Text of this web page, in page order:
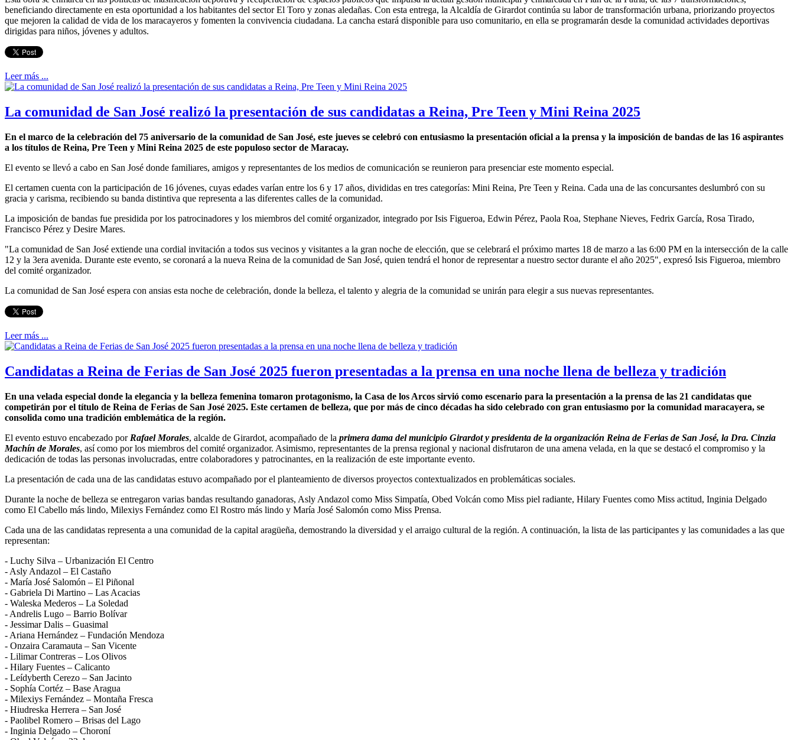
beneficiando directamente en esta oportunidad a los habitantes del sector El Toro y zonas aledañas. Con esta entrega, la Alcaldía de Girardot continúa su labor de transformación urbana, priorizando proyectos
que mejoren la calidad de vida de los maracayeros y fomenten la convivencia ciudadana. La cancha estará disponible para uso comunitario, en ella se programarán desde la comunidad actividades deportivas
dirigidas para niños, jóvenes y adultos.
Leer más ...
La comunidad de San José realizó la presentación de sus candidatas a Reina, Pre Teen y Mini Reina 2025
En el marco de la celebración del 75 aniversario de la comunidad de San José, este jueves se celebró con entusiasmo la presentación oficial a la prensa y la imposición de bandas de las 16 aspirantes
a los títulos de Reina, Pre Teen y Mini Reina 2025 de este populoso sector de Maracay.
El evento se llevó a cabo en San José donde familiares, amigos y representantes de los medios de comunicación se reunieron para presenciar este momento especial.
El certamen cuenta con la participación de 16 jóvenes, cuyas edades varían entre los 6 y 17 años, divididas en tres categorías: Mini Reina, Pre Teen y Reina. Cada una de las concursantes deslumbró con su
gracia y carisma, recibiendo su banda distintiva que representa a las diferentes calles de la comunidad.
La imposición de bandas fue presidida por los patrocinadores y los miembros del comité organizador, integrado por Isis Figueroa, Edwin Pérez, Paola Roa, Stephane Nieves, Fedrix García, Rosa Tirado,
Francisco Pérez y Desire Mares.
"La comunidad de San José extiende una cordial invitación a todos sus vecinos y visitantes a la gran noche de elección, que se celebrará el próximo martes 18 de marzo a las 6:00 PM en la intersección de la calle
12 y la 3era avenida. Durante este evento, se coronará a la nueva Reina de la comunidad de San José, quien tendrá el honor de representar a nuestro sector durante el año 2025", expresó Isis Figueroa, miembro
del comité organizador.
La comunidad de San José espera con ansias esta noche de celebración, donde la belleza, el talento y alegria de la comunidad se unirán para elegir a sus nuevas representantes.
Leer más ...
Candidatas a Reina de Ferias de San José 2025 fueron presentadas a la prensa en una noche llena de belleza y tradición
En una velada especial donde la elegancia y la belleza femenina tomaron protagonismo, la Casa de los Arcos sirvió como escenario para la presentación a la prensa de las 21 candidatas que
competirán por el título de Reina de Ferias de San José 2025. Este certamen de belleza, que por más de cinco décadas ha sido celebrado con gran entusiasmo por la comunidad maracayera, se
consolida como una tradición emblemática de la región.
El evento estuvo encabezado por Rafael Morales, alcalde de Girardot, acompañado de la primera dama del municipio Girardot y presidenta de la organización Reina de Ferias de San José, la Dra. Cinzia
Machín de Morales, así como por los miembros del comité organizador. Asimismo, representantes de la prensa regional y nacional disfrutaron de una amena velada, en la que se destacó el compromiso y la
dedicación de todas las personas involucradas, entre colaboradores y patrocinantes, en la realización de este importante evento.
La presentación de cada una de las candidatas estuvo acompañado por el planteamiento de diversos proyectos contextualizados en problemáticas sociales.
Durante la noche de belleza se entregaron varias bandas resultando ganadoras, Asly Andazol como Miss Simpatía, Obed Volcán como Miss piel radiante, Hilary Fuentes como Miss actitud, Inginia Delgado
como El Cabello más lindo, Milexiys Fernández como El Rostro más lindo y María José Salomón como Miss Prensa.
Cada una de las candidatas representa a una comunidad de la capital aragüeña, demostrando la diversidad y el arraigo cultural de la región. A continuación, la lista de las participantes y las comunidades a las que
representan:
- Luchy Silva – Urbanización El Centro
- Asly Andazol – El Castaño
- María José Salomón – El Piñonal
- Gabriela Di Martino – Las Acacias
- Waleska Mederos – La Soledad
- Andrelis Lugo – Barrio Bolívar
- Jessimar Dalis – Guasimal
- Ariana Hernández – Fundación Mendoza
- Onzaira Caramauta – San Vicente
- Lilimar Contreras – Los Olivos
- Hilary Fuentes – Calicanto
- Leídyberth Cerezo – San Jacinto
- Sophía Cortéz – Base Aragua
- Milexiys Fernández – Montaña Fresca
- Hiudreska Herrera – San José
- Paolibel Romero – Brisas del Lago
- Inginia Delgado – Choroní